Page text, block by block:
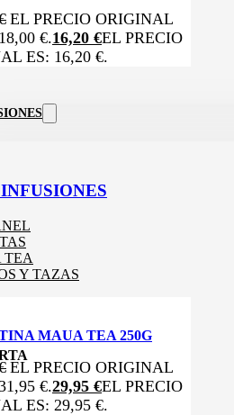
EL PRECIO ORIGINAL
€.16,20 €EL PRECIO
ES: 16,20 €.
TEA
Y TAZAS
MAUA TEA 250G
EL PRECIO ORIGINAL
€.29,95 €EL PRECIO
ES: 29,95 €.